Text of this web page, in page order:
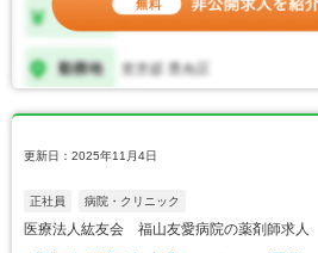
更新日：2025年11月4日
正社員 病院・クリニック
医療法人紘友会 福山友愛病院の薬剤師求人